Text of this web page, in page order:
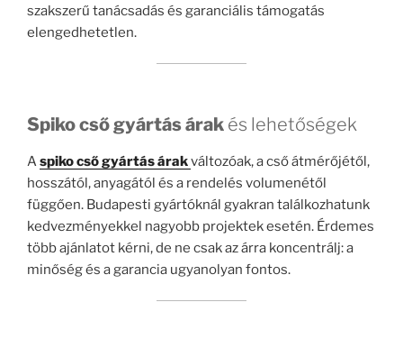
szakszerű tanácsadás és garanciális támogatás
elengedhetetlen.
Spiko cső gyártás árak és lehetőségek
Aspiko cső gyártás árakváltozóak, a cső átmérőjétől,
hosszától, anyagától és a rendelés volumenétől
függően. Budapesti gyártóknál gyakran találkozhatunk
kedvezményekkel nagyobb projektek esetén. Érdemes
több ajánlatot kérni, de ne csak az árra koncentrálj: a
minőség és a garancia ugyanolyan fontos.